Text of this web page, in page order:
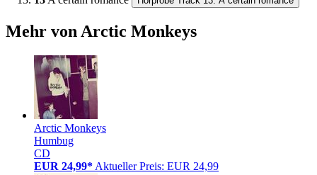
Mehr von Arctic Monkeys
Arctic Monkeys
Humbug
CD
EUR 24,99* Aktueller Preis: EUR 24,99